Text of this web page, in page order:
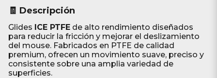
🧾 Descripción
Glides ICE PTFEde alto rendimiento diseñados
para reducir la fricción y mejorar el deslizamiento
del mouse. Fabricados en PTFE de calidad
premium, ofrecen un movimiento suave, preciso y
consistente sobre una amplia variedad de
superficies.